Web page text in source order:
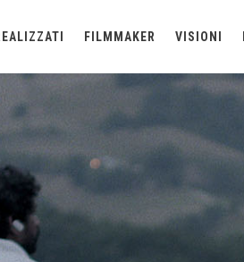
FILMMAKER VISIONI